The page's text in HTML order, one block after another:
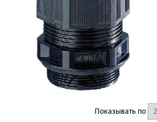
Показывать по